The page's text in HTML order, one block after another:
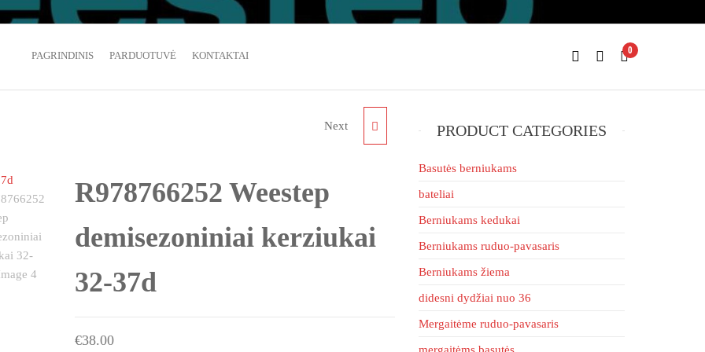
batai vaikams ir ne tik
0
PAGRINDINIS PARDUOTUVĖ KONTAKTAI
R107850301 WEESTEP
SPORTBATUKAI 25-32D
Next
R978766252 Weestep
demisezoniniai kerziukai
32-37d
€38.00
PRODUCT CATEGORIES
Basutės berniukams
bateliai
Berniukams kedukai
Berniukams ruduo-pavasaris
Berniukams žiema
didesni dydžiai nuo 36
Mergaitėme ruduo-pavasaris